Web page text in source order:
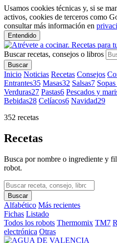
Usamos cookies técnicas y, si se
activos, cookies de terceros como
consultar más información en
Entendido
Buscar recetas, consejos o libros
Buscar
Inicio Noticias Recetas Consejos
Entrantes35 Masas32 Salsas7
Verduras27 Pastas6 Pescados y
Bebidas28 Celíacos6 Navidad29
352 recetas
Recetas
Busca por nombre o ingrediente y
robot.
Buscar
Alfabético Más recientes
Fichas Listado
Todos los robots Thermomix TM7
electrónica Otras